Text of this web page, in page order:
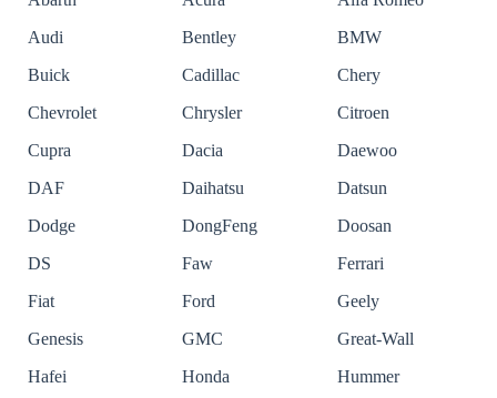
Audi
Bentley
BMW
Buick
Cadillac
Chery
Chevrolet
Chrysler
Citroen
Cupra
Dacia
Daewoo
DAF
Daihatsu
Datsun
Dodge
DongFeng
Doosan
DS
Faw
Ferrari
Fiat
Ford
Geely
Genesis
GMC
Great-Wall
Hafei
Honda
Hummer